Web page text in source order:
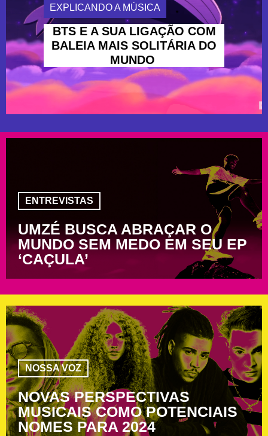
EXPLICANDO A MÚSICA
BTS E A SUA LIGAÇÃO COM
BALEIA MAIS SOLITÁRIA DO
MUNDO
ENTREVISTAS
UMZÉ BUSCA ABRAÇAR O
MUNDO SEM MEDO EM SEU EP
‘CAÇULA’
NOSSA VOZ
NOVAS PERSPECTIVAS
MUSICAIS COMO POTENCIAIS
NOMES PARA 2024